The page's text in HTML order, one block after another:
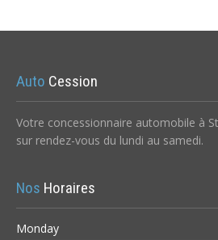
Auto Cession
Votre concessionnaire automobile à
sur rendez-vous du lundi au samedi.
Nos Horaires
Monday